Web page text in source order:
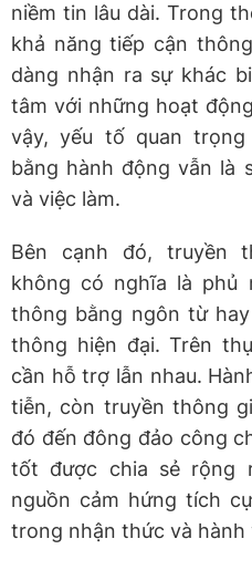
niềm tin lâu dài. Trong
khả năng tiếp cận
dàng nhận ra sự khác
tâm với những hoạt
vậy, yếu tố quan
bằng hành động vẫn là
và việc làm.
Bên cạnh đó, truyền
không có nghĩa là phủ
thông bằng ngôn từ
thông hiện đại. Trên
cần hỗ trợ lẫn nhau.
tiễn, còn truyền thông
đó đến đông đảo công
tốt được chia sẻ rộng
nguồn cảm hứng tích
trong nhận thức và hành